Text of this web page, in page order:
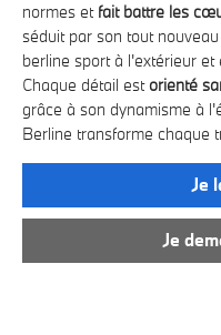
normes et fait battre les
séduit par son tout
berline sport à l'extérieur
Chaque détail est orienté
grâce à son dynamisme à
Berline transforme chaque
Je
Je